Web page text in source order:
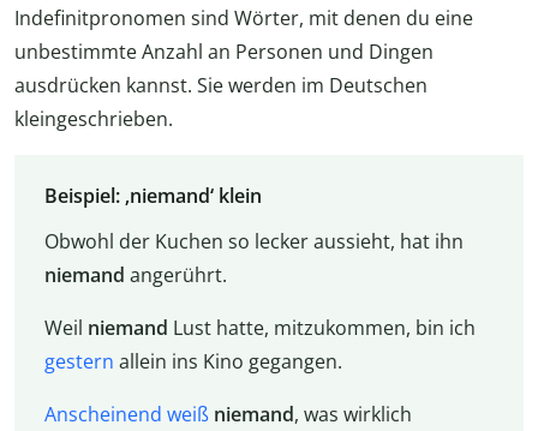
Indefinitpronomen sind Wörter, mit denen du eine
unbestimmte Anzahl an Personen und Dingen
ausdrücken kannst. Sie werden im Deutschen
kleingeschrieben.
Beispiel: ‚niemand‘ klein
Obwohl der Kuchen so lecker aussieht, hat ihn
niemand angerührt.
Weil niemand Lust hatte, mitzukommen, bin ich
gestern allein ins Kino gegangen.
Anscheinend weiß niemand, was wirklich